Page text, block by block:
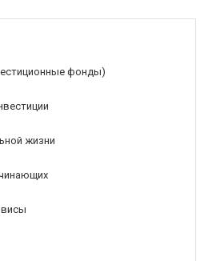
фонды)
жизни